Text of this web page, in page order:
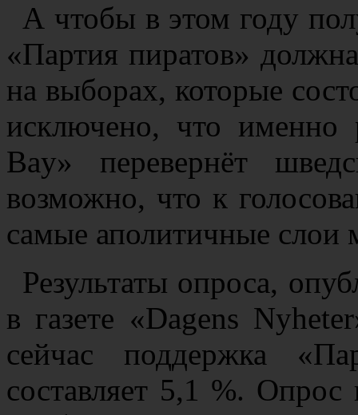
А чтобы в этом году
«Партия пиратов»
на выборах, которые
исключено, что именно
Bay» перевернёт
возможно, что к
самые аполитичные слои
Результаты опроса,
в газете «Dagens
сейчас поддержка
составляет 5,1 %. Опрос